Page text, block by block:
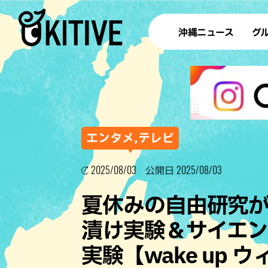
沖縄ニュース グ
ラ
テイ
すし
ステー
その他
ブッフェ
エンタメ,テレビ
2025/08/03 公開日 2025/08/03
夏休みの自由研究
漬け実験＆サイエ
実験【wake up ウ